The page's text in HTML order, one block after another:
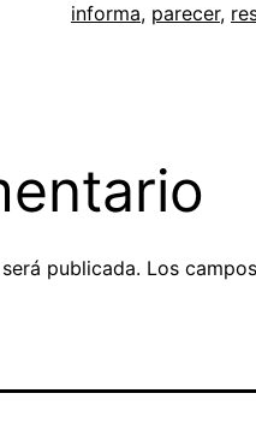
informa, parecer,
publicada. Los